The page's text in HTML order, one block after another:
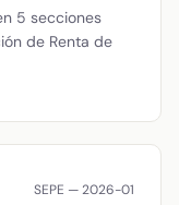
5 secciones
de Renta de
SEPE — 2026-01